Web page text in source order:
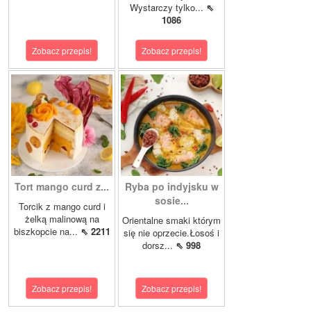
Zobacz przepis!
Wystarczy tylko... ⇖
1086
Zobacz przepis!
Tort mango curd z...
Torcik z mango curd i
żelką malinową na
biszkopcie na... ⇖ 2211
Zobacz przepis!
Ryba po indyjsku w
sosie...
Orientalne smaki którym
się nie oprzecie.Łosoś i
dorsz... ⇖ 998
Zobacz przepis!